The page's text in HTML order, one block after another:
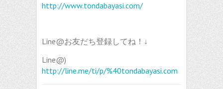
http://www.tondabayasi.com/
Line@お友だち登録してね！↓
Line@)
http://line.me/ti/p/%40tondabayasi.com